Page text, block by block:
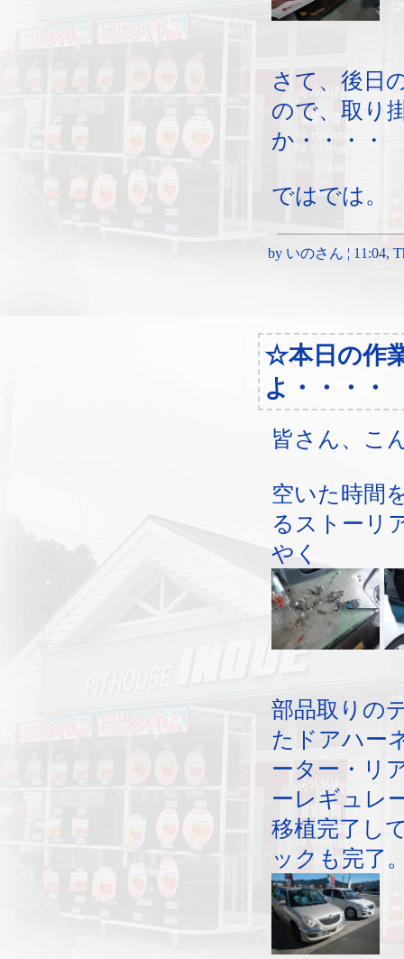
さて、後日
ので、取り
か・・・・
ではでは。
by いのさん ¦ 11:04,
☆本日の作
よ・・・・
皆さん、こ
空いた時間
るストーリ
やく
部品取りの
たドアハー
ーター・リ
ーレギュレ
移植完了し
ックも完了